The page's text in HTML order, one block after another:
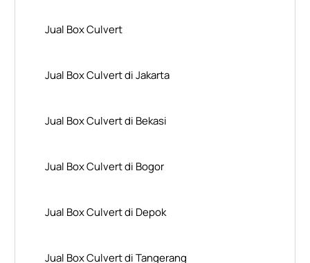
Jual Box Culvert
Jual Box Culvert di Jakarta
Jual Box Culvert di Bekasi
Jual Box Culvert di Bogor
Jual Box Culvert di Depok
Jual Box Culvert di Tangerang